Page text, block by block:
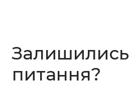
Залишились
питання?